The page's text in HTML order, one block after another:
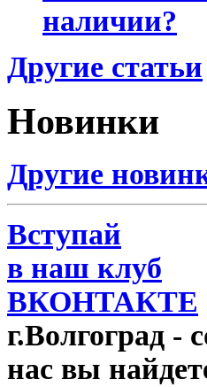
наличии?
Другие статьи
Новинки
Другие
Вступай
в наш клуб
ВКОНТАКТЕ
г.Волгоград -
нас вы